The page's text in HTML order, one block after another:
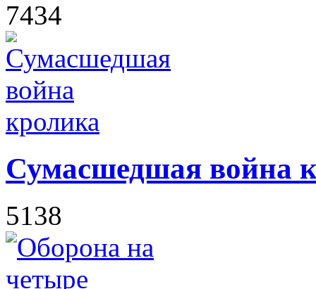
7434
Сумасшедшая война
5138